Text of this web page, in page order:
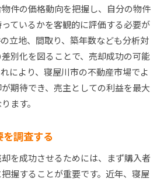
自分の売却に応用する
却で知っておくべき重要ポイント
の流れを理解する
ける不動産評価の基準
必要書類を把握する
意点と対策
時の注意事項
ン売却を成功させた人々の体験談
成功までの道のり
件の価格動向を把握し、自分の物件
ているかを客観的に評価する必要が
立地、間取り、築年数なども分析対
別化を図ることで、売却成功の可能
により、寝屋川市の不動産市場でよ
期待でき、売主としての利益を最大
ます。
調査する
を成功させるためには、まず購入者
握することが重要です。近年、寝屋